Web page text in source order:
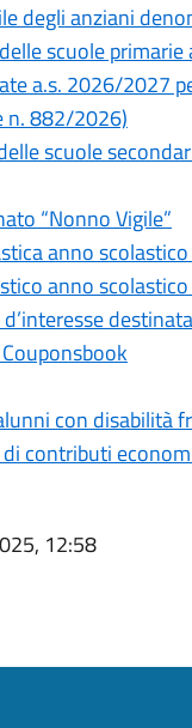
degli anziani
scuole
a.s. 2026/2027
n. 882/2026)
scuole
“Nonno Vigile”
anno
anno
con disabilità
contributi
12:58